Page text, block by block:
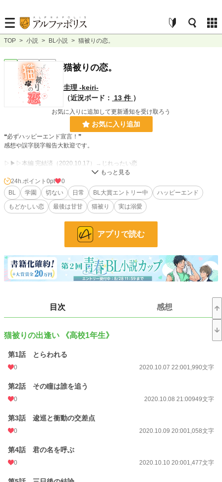
TOP > 小説 > BL小説 > 猫被りの恋。
連載中 長編 猫被りの恋。
圭理 -keiri-
（近況ボード：
13 件 ）
お気に入りに追加して更新通知を受け取ろう
お気に入り追加
❝必ずハッピーエンド宣言！❞
感想や誤字脱字報告大歓迎です。
▷▶▷本編 完結済（2020.10.17）→じれったい恋
▷▶▷本編の番外編１話 完結済（2020.10.17）→受け視点、甘々
▷▶▷《afterstory#01》完結（2020.10.29）→受け視点、溺愛とノロケ
▷▶▷《afterstory#02》連載中（2020.11.09～）→各話短めの甘々話
【本編 全25話＋番外編 １話 あらすじ】（2020.10.17 完結）
せないような優等生の猫を被った。
人当たりのいい笑顔で本心を覆い隠す少年は、優しくていい子の猫を被った。
猫被りで厄介で不器用な二人の男子高校生が、切なくてもどかしい恋をするお
シリアス多めですが、最後はハッピーエンド。
＊
【《afterstory#01》あらすじ】（2020.10.29 完結）
本編から3年後、大学生（攻）と社会人（受）になった二人の話。
溺愛される受け視点のノロケ連載。
＊
【《afterstory#02》あらすじ】（2020.11.09～）
同棲してからのふたり。
24h.ポイント 0pt
0
BL
学園 切ない 日常 BL大賞エントリー中
ハッピーエンド
もどかしい恋
最後は甘甘 猫被り 実は溺愛
アプリで読む
目次 感想
猫被りの出逢い 《高校1年生》
第1話 とらわれる
0 2020.10.07 22:001,990文字
第2話 その瞳は誰を追う
0 2020.10.08 21:00949文字
第3話 逡巡と衝動の交差点
0 2020.10.09 20:001,058文字
第4話 君の名を呼ぶ
0 2020.10.10 20:001,477文字